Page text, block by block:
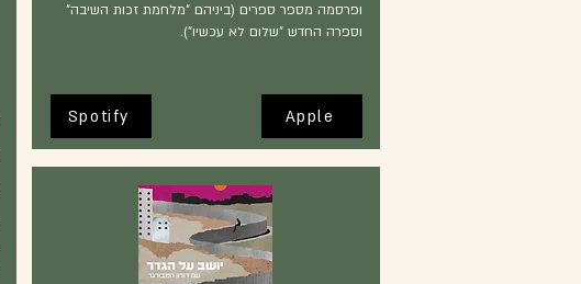
ופרסמה מספר ספרים (ביניהם "מלחמת זכות השיבה"
וספרה החדש "שלום לא עכשיו").
Spotify Apple